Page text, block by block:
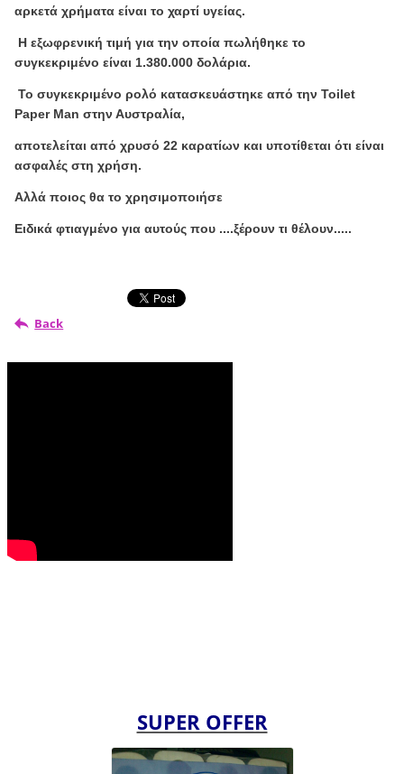
αρκετά χρήματα είναι το χαρτί υγείας.
Η εξωφρενική τιμή για την οποία πωλήθηκε το
συγκεκριμένο είναι 1.380.000 δολάρια.
Το συγκεκριμένο ρολό κατασκευάστηκε από την Toilet
Paper Man στην Αυστραλία,
αποτελείται από χρυσό 22 καρατίων και υποτίθεται ότι είναι
ασφαλές στη χρήση.
Αλλά ποιος θα το χρησιμοποιήσε
Ειδικά φτιαγμένο για αυτούς που ....ξέρουν τι θέλουν.....
Back
SUPER OFFER